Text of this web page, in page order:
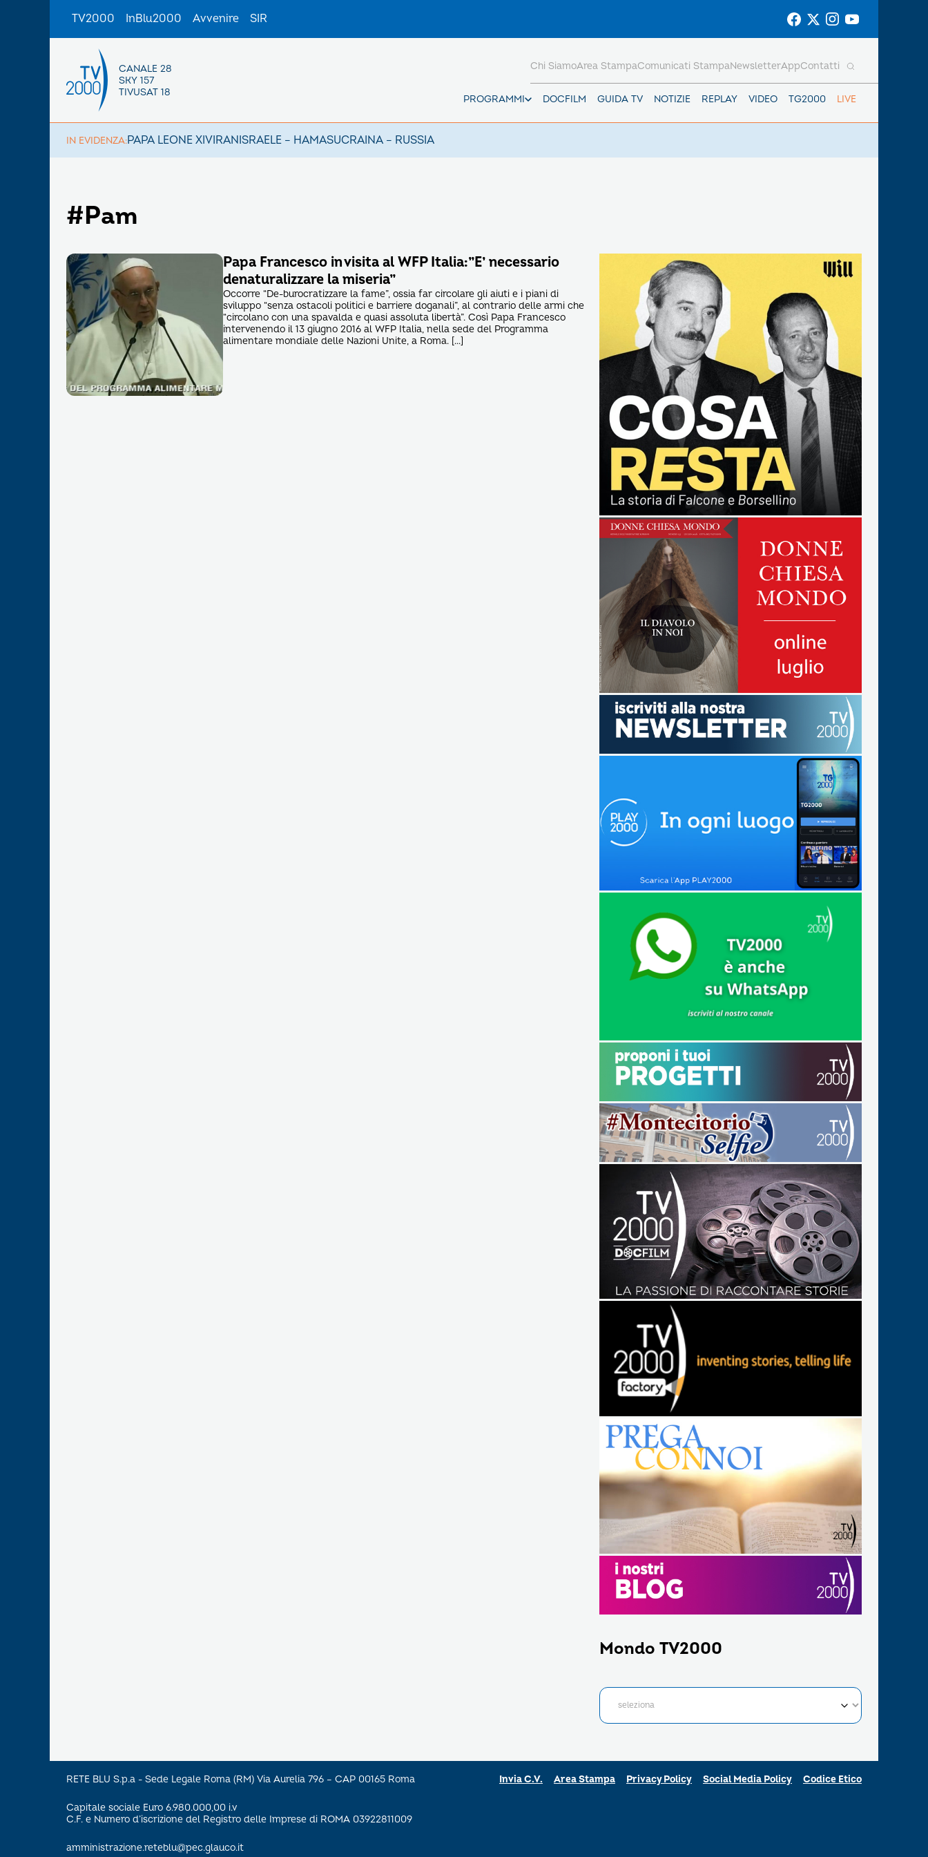
TV2000 InBlu2000 Avvenire SIR
CANALE 28
SKY 157
TIVUSAT 18
PROGRAMMI DOCFILM GUIDA TV NOTIZIE REPLAY VIDEO TG2000 LIVE
Chi SiamoArea StampaComunicati StampaNewsletterAppContatti
IN EVIDENZA:PAPA LEONE XIVIRANISRAELE – HAMASUCRAINA – RUSSIA
#Pam
Papa Francesco in visita al WFP Italia:”E’ necessario
denaturalizzare la miseria”
Occorre “De-burocratizzare la fame”, ossia far circolare gli aiuti e i piani di
sviluppo “senza ostacoli politici e barriere doganali”, al contrario delle armi che
“circolano con una spavalda e quasi assoluta libertà”. Così Papa Francesco
intervenendo il 13 giugno 2016 al WFP Italia, nella sede del Programma
alimentare mondiale delle Nazioni Unite, a Roma. […]
Mondo TV2000
RETE BLU S.p.a - Sede Legale Roma (RM) Via Aurelia 796 – CAP 00165 Roma
Capitale sociale Euro 6.980.000,00 i.v
C.F. e Numero d’iscrizione del Registro delle Imprese di ROMA 03922811009
amministrazione.reteblu@pec.glauco.it
Invia C.V. Area Stampa Privacy Policy Social Media Policy Codice Etico